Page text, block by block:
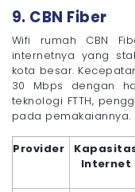
9. CBN Fiber
Wifi rumah CBN
internetnya yang
kota besar.
30 Mbps dengan
teknologi FTTH,
pada pemakaiannya.
Provider
Internet